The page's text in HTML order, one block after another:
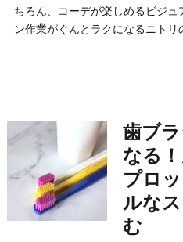
ちろん、コーデが楽しめるビジ
ン作業がぐんとラクになるニトリ
歯ブ
なる
プロ
ルな
む